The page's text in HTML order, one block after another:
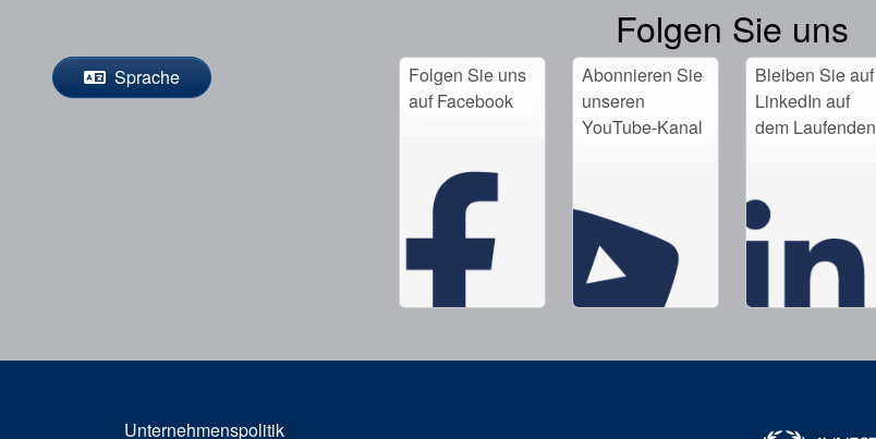
Folgen Sie uns
Sprache
Folgen Sie uns
auf Facebook
Abonnieren Sie
unseren
YouTube-Kanal
Bleiben Sie auf
LinkedIn auf
dem Laufenden
Unternehmenspolitik